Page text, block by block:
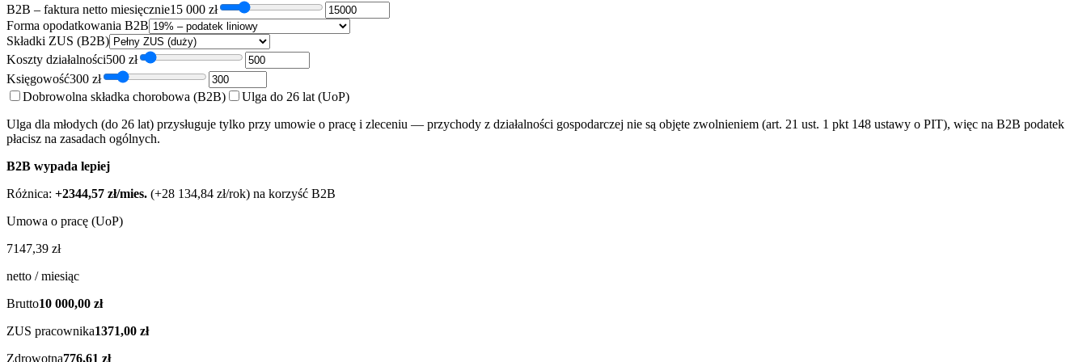
B2B – faktura netto miesięcznie15 000 zł
Forma opodatkowania B2B
Składki ZUS (B2B)
Koszty działalności500 zł
Księgowość300 zł
Dobrowolna składka chorobowa (B2B)
Ulga do 26 lat (UoP)
Ulga dla młodych (do 26 lat) przysługuje tylko przy umowie o pracę i zleceniu — przychody z działalności gospodarczej nie są objęte zwolnieniem (art. 21 ust. 1 pkt 148 ustawy o PIT), więc na B2B podatek
płacisz na zasadach ogólnych.
B2B wypada lepiej
Różnica: +2344,57 zł/mies. (+28 134,84 zł/rok) na korzyść B2B
Umowa o pracę (UoP)
7147,39 zł
netto / miesiąc
Brutto10 000,00 zł
ZUS pracownika1371,00 zł
Zdrowotna776,61 zł